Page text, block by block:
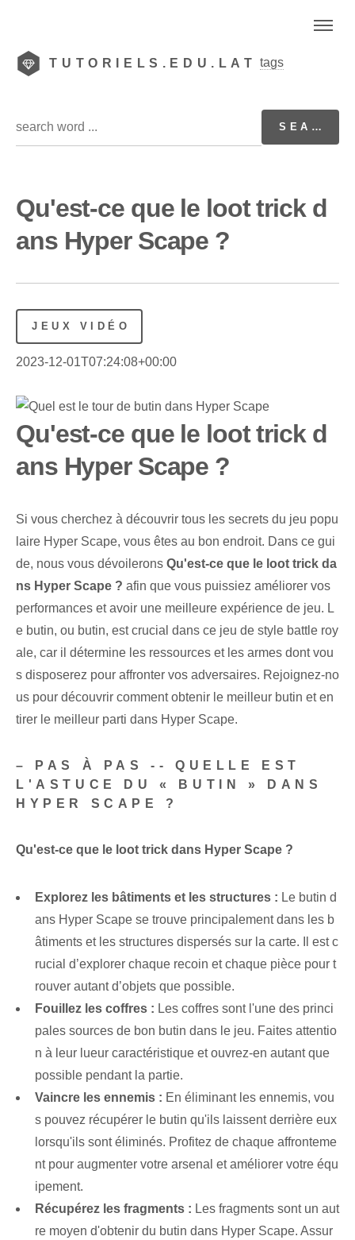
TUTORIELS.EDU.LAT tags
Qu'est-ce que le loot trick d
ans Hyper Scape ?
JEUX VIDÉO
2023-12-01T07:24:08+00:00
Qu'est-ce que le loot trick d
ans Hyper Scape ?
Si vous cherchez à découvrir tous les secrets du jeu popu
laire Hyper Scape, vous êtes au bon endroit. Dans ce gui
de, nous vous dévoilerons Qu'est-ce que le loot trick da
ns Hyper Scape ? afin que vous puissiez améliorer vos
performances et avoir une meilleure expérience de jeu. L
e butin, ou butin, est crucial dans ce jeu de style battle roy
ale, car il détermine les ressources et les armes dont vou
s disposerez pour affronter vos adversaires. Rejoignez-no
us pour découvrir comment obtenir le meilleur butin et en
tirer le meilleur parti dans Hyper Scape.
– PAS À PAS -- QUELLE EST
L'ASTUCE DU « BUTIN » DANS
HYPER SCAPE ?
Qu'est-ce que le loot trick dans Hyper Scape ?
Explorez les bâtiments et les structures : Le butin d
ans Hyper Scape se trouve principalement dans les b
âtiments et les structures dispersés sur la carte. Il est c
rucial d’explorer chaque recoin et chaque pièce pour t
rouver autant d’objets que possible.
Fouillez les coffres : Les coffres sont l'une des princi
pales sources de bon butin dans le jeu. Faites attentio
n à leur lueur caractéristique et ouvrez-en autant que
possible pendant la partie.
Vaincre les ennemis : En éliminant les ennemis, vou
s pouvez récupérer le butin qu'ils laissent derrière eux
lorsqu'ils sont éliminés. Profitez de chaque affronteme
nt pour augmenter votre arsenal et améliorer votre équ
ipement.
Récupérez les fragments : Les fragments sont un aut
re moyen d'obtenir du butin dans Hyper Scape. Assur